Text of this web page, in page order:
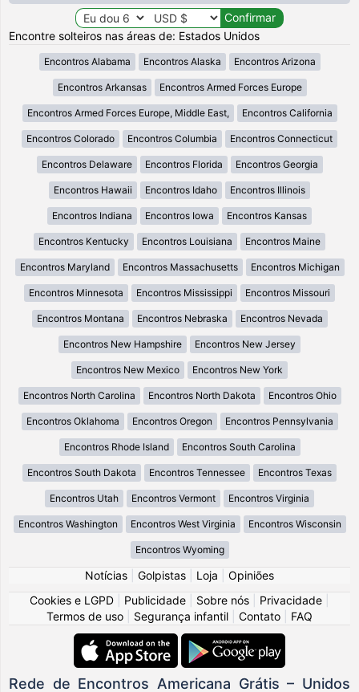
Encontre solteiros nas áreas de: Estados Unidos
Encontros Alabama Encontros Alaska Encontros Arizona
Encontros Arkansas Encontros Armed Forces Europe
Encontros Armed Forces Europe, Middle East, Encontros California
Encontros Colorado Encontros Columbia Encontros Connecticut
Encontros Delaware Encontros Florida Encontros Georgia
Encontros Hawaii Encontros Idaho Encontros Illinois
Encontros Indiana Encontros Iowa Encontros Kansas
Encontros Kentucky Encontros Louisiana Encontros Maine
Encontros Maryland Encontros Massachusetts Encontros Michigan
Encontros Minnesota Encontros Mississippi Encontros Missouri
Encontros Montana Encontros Nebraska Encontros Nevada
Encontros New Hampshire Encontros New Jersey
Encontros New Mexico Encontros New York
Encontros North Carolina Encontros North Dakota Encontros Ohio
Encontros Oklahoma Encontros Oregon Encontros Pennsylvania
Encontros Rhode Island Encontros South Carolina
Encontros South Dakota Encontros Tennessee Encontros Texas
Encontros Utah Encontros Vermont Encontros Virginia
Encontros Washington Encontros West Virginia Encontros Wisconsin
Encontros Wyoming
Notícias Golpistas Loja
Opiniões
Cookies e LGPD
Publicidade Sobre nós Privacidade
Termos de uso
Segurança infantil Contato FAQ
Rede de Encontros Americana Grátis – Unidos